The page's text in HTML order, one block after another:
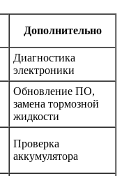
Дополнительно
Диагностика
электроники
Обновление ПО,
замена тормозной
жидкости
Проверка
аккумулятора